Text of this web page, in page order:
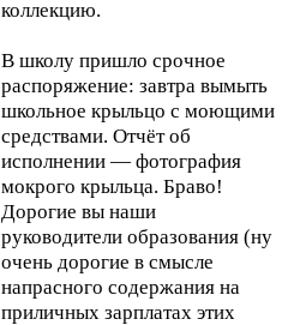
коллекцию.
В школу пришло срочное
распоряжение: завтра вымыть
школьное крыльцо с моющими
средствами. Отчёт об
исполнении — фотография
мокрого крыльца. Браво!
Дорогие вы наши
руководители образования (ну
очень дорогие в смысле
напрасного содержания на
приличных зарплатах этих